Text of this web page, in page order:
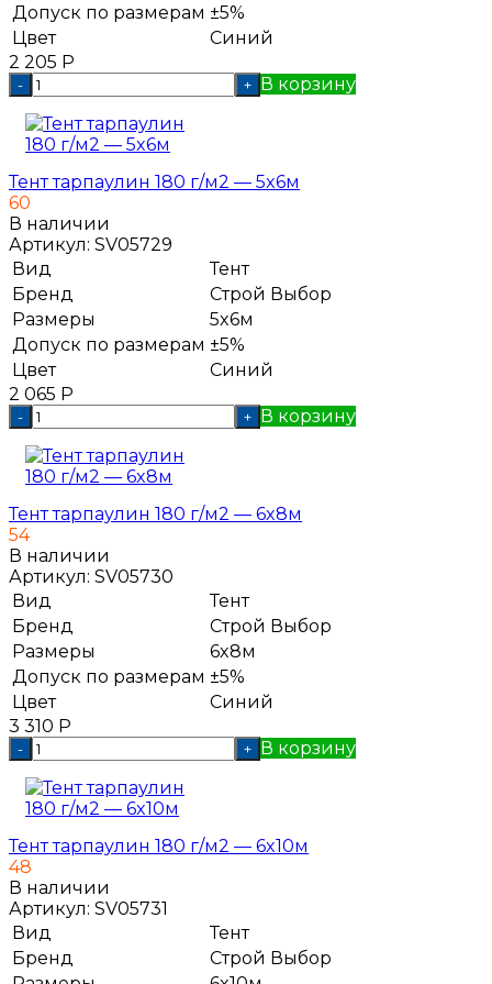
Допуск по размерам ±5%
Цвет
Синий
2 205 Р
- + В корзину
Тент тарпаулин 180 г/м2 — 5x6м
60
В наличии
Артикул: SV05729
Вид
Тент
Бренд
Строй Выбор
Размеры
5x6м
Допуск по размерам ±5%
Цвет
Синий
2 065 Р
- + В корзину
Тент тарпаулин 180 г/м2 — 6x8м
54
В наличии
Артикул: SV05730
Вид
Тент
Бренд
Строй Выбор
Размеры
6x8м
Допуск по размерам ±5%
Цвет
Синий
3 310 Р
- + В корзину
Тент тарпаулин 180 г/м2 — 6x10м
48
В наличии
Артикул: SV05731
Вид
Тент
Бренд
Строй Выбор